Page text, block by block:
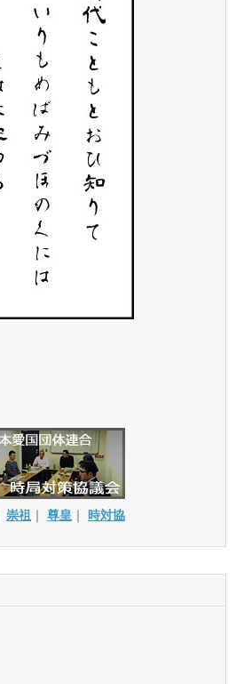
崇祖 ｜ 尊皇 ｜ 時対協